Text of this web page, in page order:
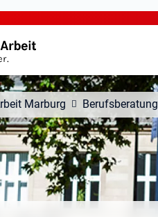
Marburg Berufsberatung